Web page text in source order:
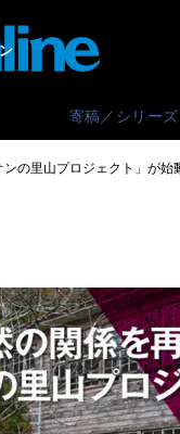
寄稿／シリーズ
の里山プロジェクト」が始